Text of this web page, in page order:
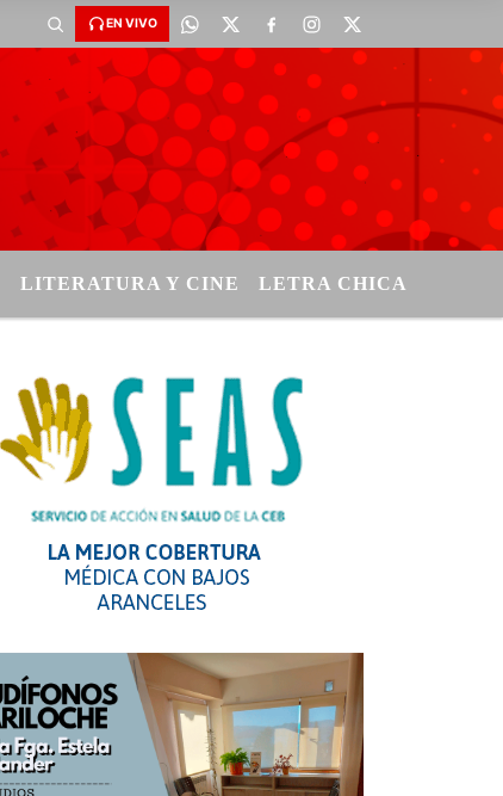
EN VIVO
LITERATURA Y CINE LETRA CHICA